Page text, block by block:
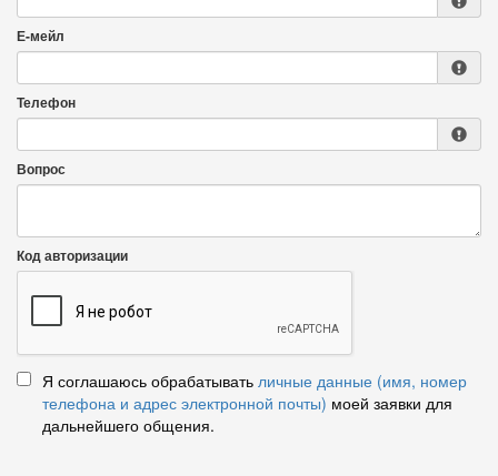
Е-мейл
Телефон
Вопрос
Код авторизации
Я соглашаюсь обрабатывать личные данные (имя, номер
телефона и адрес электронной почты) моей заявки для
дальнейшего общения.